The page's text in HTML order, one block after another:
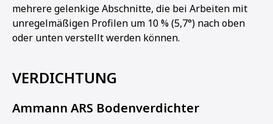
mehrere gelenkige Abschnitte, die bei Arbeiten mit
unregelmäßigen Profilen um 10 % (5,7°) nach oben
oder unten verstellt werden können.
VERDICHTUNG
Ammann ARS Bodenverdichter